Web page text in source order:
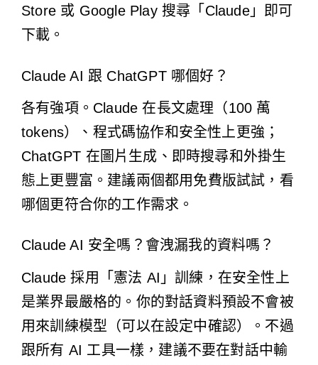
Store 或 Google Play 搜尋「Claude」即可
下載。
Claude AI 跟 ChatGPT 哪個好？
各有強項。Claude 在長文處理（100 萬
tokens）、程式碼協作和安全性上更強；
ChatGPT 在圖片生成、即時搜尋和外掛生
態上更豐富。建議兩個都用免費版試試，看
哪個更符合你的工作需求。
Claude AI 安全嗎？會洩漏我的資料嗎？
Claude 採用「憲法 AI」訓練，在安全性上
是業界最嚴格的。你的對話資料預設不會被
用來訓練模型（可以在設定中確認）。不過
跟所有 AI 工具一樣，建議不要在對話中輸